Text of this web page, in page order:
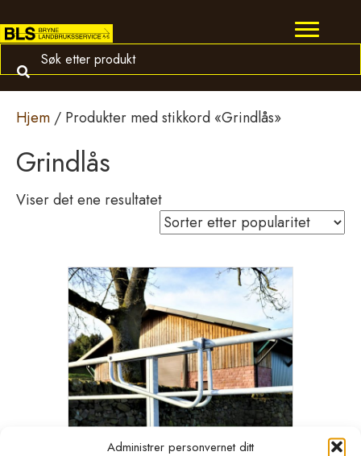
Administrer personvernet ditt
Hjem / Produkter med stikkord «Grindlås»
Grindlås
Viser det ene resultatet